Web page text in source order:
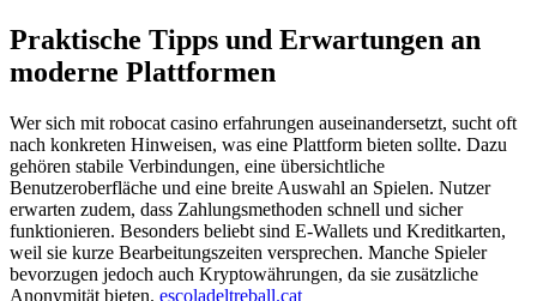
Praktische Tipps und Erwartungen an
moderne Plattformen
Wer sich mit robocat casino erfahrungen auseinandersetzt, sucht oft
nach konkreten Hinweisen, was eine Plattform bieten sollte. Dazu
gehören stabile Verbindungen, eine übersichtliche
Benutzeroberfläche und eine breite Auswahl an Spielen. Nutzer
erwarten zudem, dass Zahlungsmethoden schnell und sicher
funktionieren. Besonders beliebt sind E-Wallets und Kreditkarten,
weil sie kurze Bearbeitungszeiten versprechen. Manche Spieler
bevorzugen jedoch auch Kryptowährungen, da sie zusätzliche
Anonymität bieten. escoladeltreball.cat